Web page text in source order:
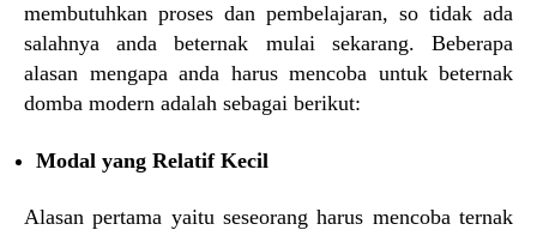
membutuhkan proses dan pembelajaran, so tidak ada
salahnya anda beternak mulai sekarang. Beberapa
alasan mengapa anda harus mencoba untuk beternak
domba modern adalah sebagai berikut:
Modal yang Relatif Kecil
Alasan pertama yaitu seseorang harus mencoba ternak